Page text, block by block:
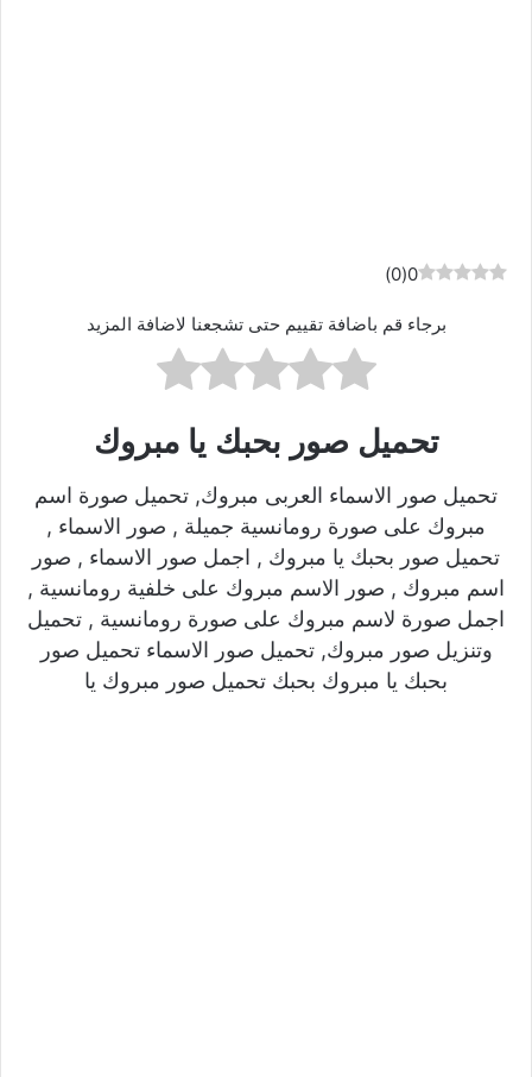
0
(
0
)
برجاء قم باضافة تقييم حتى تشجعنا لاضافة المزيد
تحميل صور بحبك يا مبروك
تحميل صور الاسماء العربى مبروك, تحميل صورة اسم
مبروك على صورة رومانسية جميلة , صور الاسماء ,
تحميل صور بحبك يا مبروك , اجمل صور الاسماء , صور
اسم مبروك , صور الاسم مبروك على خلفية رومانسية ,
اجمل صورة لاسم مبروك على صورة رومانسية , تحميل
وتنزيل صور مبروك, تحميل صور الاسماء تحميل صور
بحبك يا مبروك بحبك تحميل صور مبروك يا